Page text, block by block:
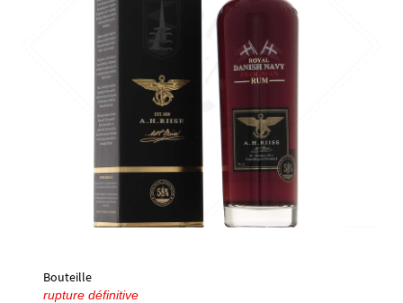
Bouteille
rupture définitive